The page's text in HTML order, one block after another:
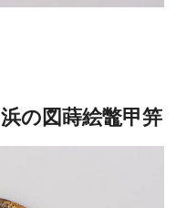
の図蒔絵鼈甲笄